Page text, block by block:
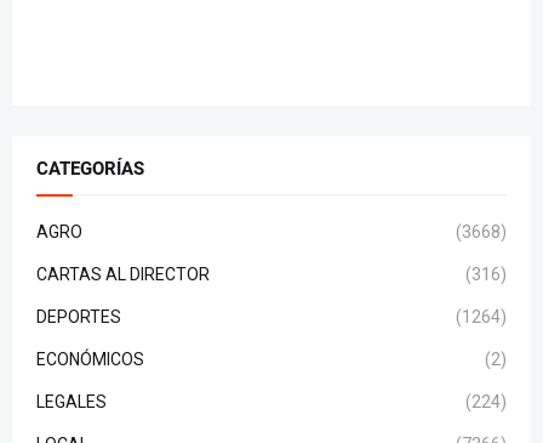
CATEGORÍAS
AGRO (3668)
CARTAS AL DIRECTOR (316)
DEPORTES (1264)
ECONÓMICOS (2)
LEGALES (224)